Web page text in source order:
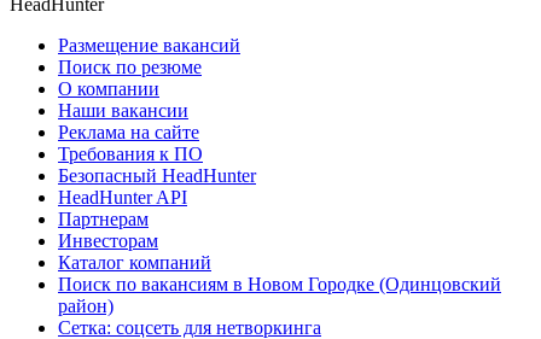
Размещение вакансий
Поиск по резюме
О компании
Наши вакансии
Реклама на сайте
Требования к ПО
Безопасный HeadHunter
HeadHunter API
Партнерам
Инвесторам
Каталог компаний
Поиск по вакансиям в Новом Городке (Одинцовский
район)
Сетка: соцсеть для нетворкинга